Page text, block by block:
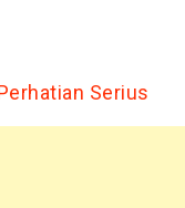
Serius